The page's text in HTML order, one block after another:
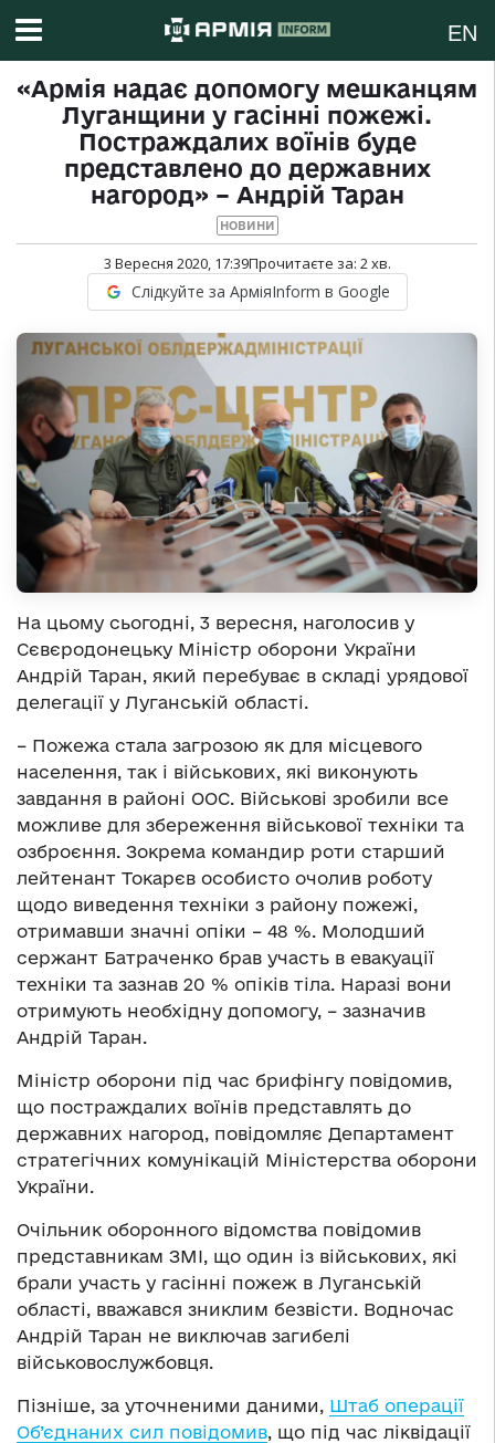
EN
«Армія надає допомогу мешканцям
Луганщини у гасінні пожежі.
Постраждалих воїнів буде
представлено до державних
нагород» – Андрій Таран
НОВИНИ
3 Вересня 2020, 17:39Прочитаєте за: 2хв.
Слідкуйте за АрміяInform в Google
На цьому сьогодні, 3 вересня, наголосив у
Сєвєродонецьку Міністр оборони України
Андрій Таран, який перебуває в складі урядової
делегації у Луганській області.
– Пожежа стала загрозою як для місцевого
населення, так і військових, які виконують
завдання в районі ООС. Військові зробили все
можливе для збереження військової техніки та
озброєння. Зокрема командир роти старший
лейтенант Токарєв особисто очолив роботу
щодо виведення техніки з району пожежі,
отримавши значні опіки – 48 %. Молодший
сержант Батраченко брав участь в евакуації
техніки та зазнав 20 % опіків тіла. Наразі вони
отримують необхідну допомогу, – зазначив
Андрій Таран.
Міністр оборони під час брифінгу повідомив,
що постраждалих воїнів представлять до
державних нагород, повідомляє Департамент
стратегічних комунікацій Міністерства оборони
України.
Очільник оборонного відомства повідомив
представникам ЗМІ, що один із військових, які
брали участь у гасінні пожеж в Луганській
області, вважався зниклим безвісти. Водночас
Андрій Таран не виключав загибелі
військовослужбовця.
Пізніше, за уточненими даними, Штаб операції
Об’єднаних сил повідомив, що під час ліквідації